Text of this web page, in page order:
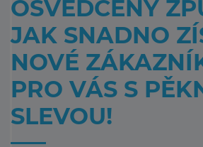
OSVĚDČENÝ
JAK SNADNO
NOVÉ
PRO VÁS S
SLEVOU!